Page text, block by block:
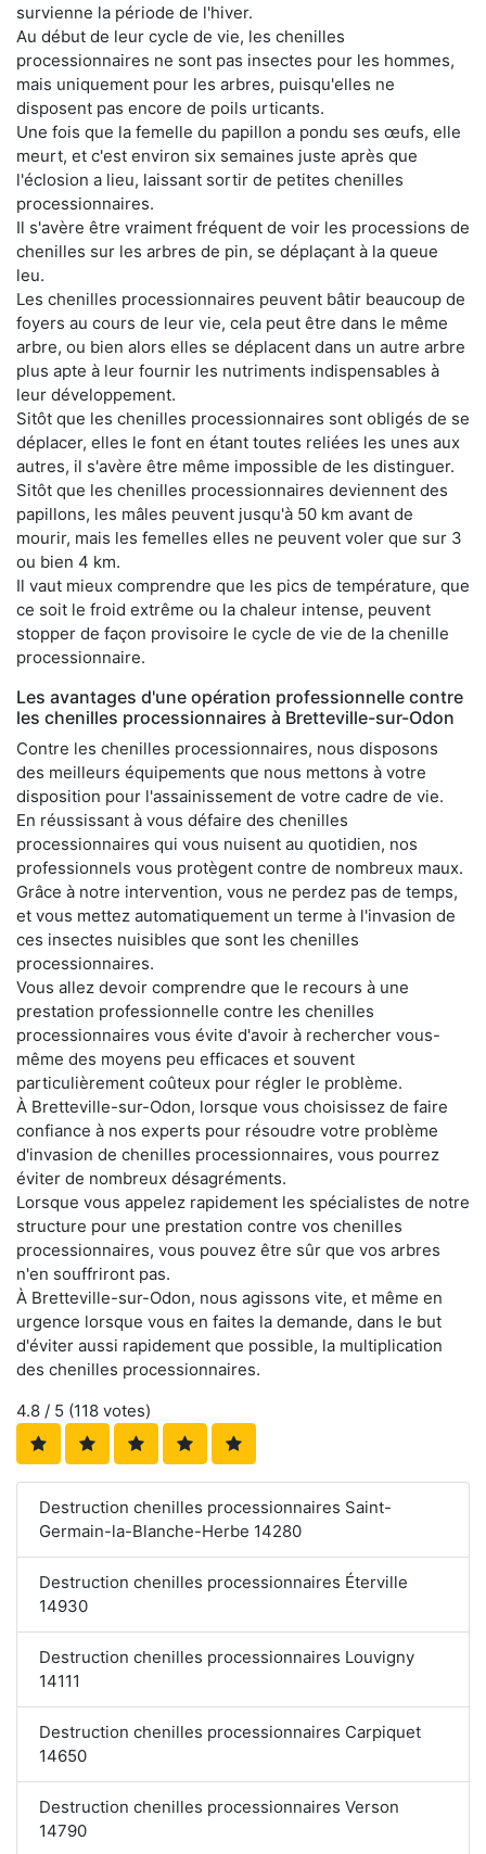
survienne la période de l'hiver.
Au début de leur cycle de vie, les chenilles
processionnaires ne sont pas insectes pour les hommes,
mais uniquement pour les arbres, puisqu'elles ne
disposent pas encore de poils urticants.
Une fois que la femelle du papillon a pondu ses œufs, elle
meurt, et c'est environ six semaines juste après que
l'éclosion a lieu, laissant sortir de petites chenilles
processionnaires.
Il s'avère être vraiment fréquent de voir les processions de
chenilles sur les arbres de pin, se déplaçant à la queue
leu.
Les chenilles processionnaires peuvent bâtir beaucoup de
foyers au cours de leur vie, cela peut être dans le même
arbre, ou bien alors elles se déplacent dans un autre arbre
plus apte à leur fournir les nutriments indispensables à
leur développement.
Sitôt que les chenilles processionnaires sont obligés de se
déplacer, elles le font en étant toutes reliées les unes aux
autres, il s'avère être même impossible de les distinguer.
Sitôt que les chenilles processionnaires deviennent des
papillons, les mâles peuvent jusqu'à 50 km avant de
mourir, mais les femelles elles ne peuvent voler que sur 3
ou bien 4 km.
Il vaut mieux comprendre que les pics de température, que
ce soit le froid extrême ou la chaleur intense, peuvent
stopper de façon provisoire le cycle de vie de la chenille
processionnaire.
Les avantages d'une opération professionnelle contre
les chenilles processionnaires à Bretteville-sur-Odon
Contre les chenilles processionnaires, nous disposons
des meilleurs équipements que nous mettons à votre
disposition pour l'assainissement de votre cadre de vie.
En réussissant à vous défaire des chenilles
processionnaires qui vous nuisent au quotidien, nos
professionnels vous protègent contre de nombreux maux.
Grâce à notre intervention, vous ne perdez pas de temps,
et vous mettez automatiquement un terme à l'invasion de
ces insectes nuisibles que sont les chenilles
processionnaires.
Vous allez devoir comprendre que le recours à une
prestation professionnelle contre les chenilles
processionnaires vous évite d'avoir à rechercher vous-
même des moyens peu efficaces et souvent
particulièrement coûteux pour régler le problème.
À Bretteville-sur-Odon, lorsque vous choisissez de faire
confiance à nos experts pour résoudre votre problème
d'invasion de chenilles processionnaires, vous pourrez
éviter de nombreux désagréments.
Lorsque vous appelez rapidement les spécialistes de notre
structure pour une prestation contre vos chenilles
processionnaires, vous pouvez être sûr que vos arbres
n'en souffriront pas.
À Bretteville-sur-Odon, nous agissons vite, et même en
urgence lorsque vous en faites la demande, dans le but
d'éviter aussi rapidement que possible, la multiplication
des chenilles processionnaires.
4.8 / 5 (118 votes)
Destruction chenilles processionnaires Saint-
Germain-la-Blanche-Herbe 14280
Destruction chenilles processionnaires Éterville
14930
Destruction chenilles processionnaires Louvigny
14111
Destruction chenilles processionnaires Carpiquet
14650
Destruction chenilles processionnaires Verson
14790